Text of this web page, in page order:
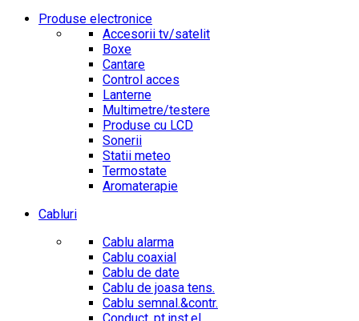
Produse electronice
Accesorii tv/satelit
Boxe
Cantare
Control acces
Lanterne
Multimetre/testere
Produse cu LCD
Sonerii
Statii meteo
Termostate
Aromaterapie
Cabluri
Cablu alarma
Cablu coaxial
Cablu de date
Cablu de joasa tens.
Cablu semnal.&contr.